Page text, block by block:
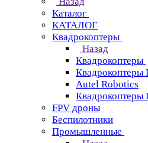
Каталог
КАТАЛОГ
Квадрокоптеры
Назад
Квадрокоптеры
Квадрокоптеры
Autel Robotics
Квадрокоптеры
FPV дроны
Беспилотники
Промышленные